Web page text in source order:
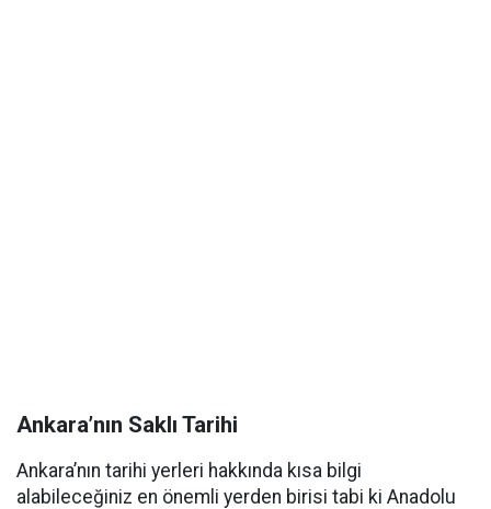
Ankara’nın Saklı Tarihi
Ankara’nın tarihi yerleri hakkında kısa bilgi
alabileceğiniz en önemli yerden birisi tabi ki Anadolu